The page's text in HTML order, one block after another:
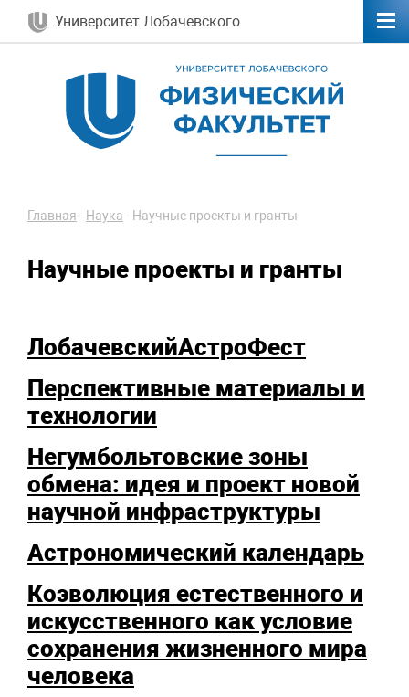
Университет Лобачевского
Главная - Наука - Научные проекты и гранты
Научные проекты и гранты
ЛобачевскийАстроФест
Перспективные материалы и
технологии
Негумбольтовские зоны
обмена: идея и проект новой
научной инфраструктуры
Астрономический календарь
Коэволюция естественного и
искусственного как условие
сохранения жизненного мира
человека